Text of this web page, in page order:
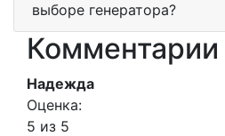
выборе генератора?
Комментарии
Надежда
Оценка:
5 из 5